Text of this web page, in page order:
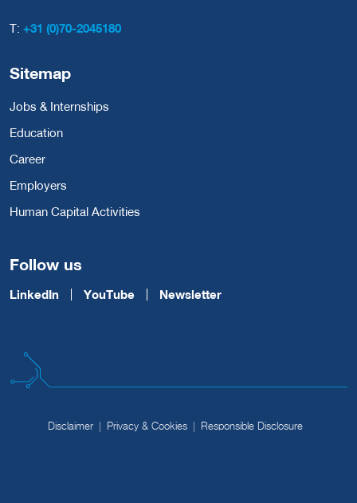
T: +31 (0)70-2045180
Sitemap
Jobs & Internships
Education
Career
Employers
Human Capital Activities
Follow us
LinkedIn YouTube Newsletter
Disclaimer Privacy & Cookies Responsible Disclosure